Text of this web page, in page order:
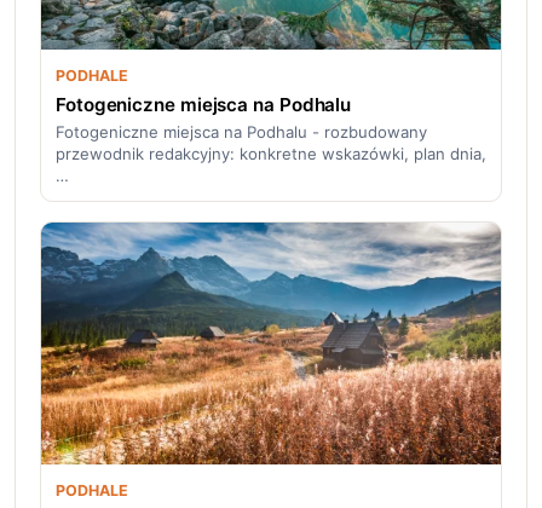
PODHALE
Fotogeniczne miejsca na Podhalu
Fotogeniczne miejsca na Podhalu - rozbudowany
przewodnik redakcyjny: konkretne wskazówki, plan dnia,
…
PODHALE